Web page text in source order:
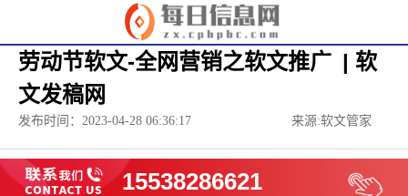
劳动节软文-全网营销之软文推广 | 软
文发稿网
发布时间：2023-04-28 06:36:17 来源:软文管家
15538286621